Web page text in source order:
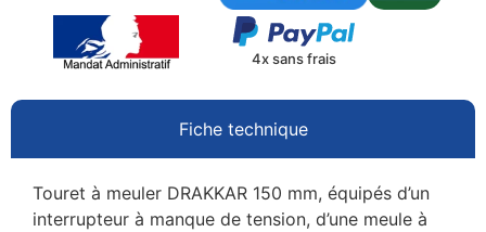
4x sans frais
Fiche technique
Touret à meuler DRAKKAR 150 mm, équipés d’un
interrupteur à manque de tension, d’une meule à